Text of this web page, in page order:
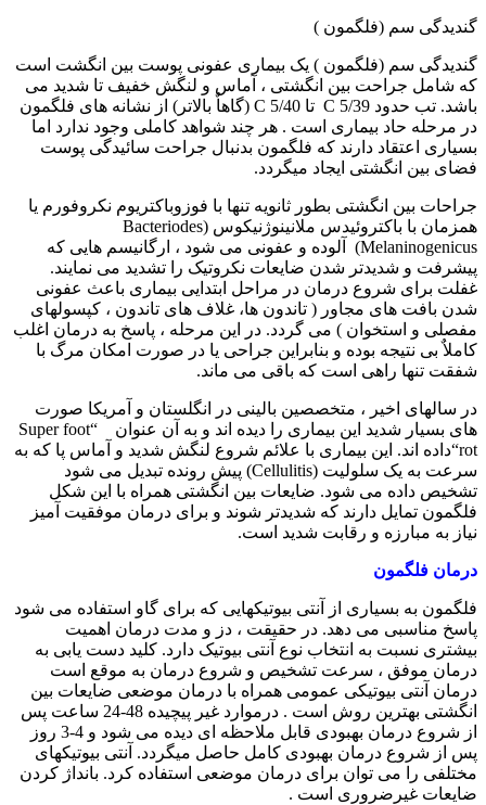
گندیدگی سم (فلگمون )
گندیدگی سم (فلگمون ) یک بیماری عفونی پوست بین انگشت است
که شامل جراحت بین انگشتی ، آماس و لنگش خفیف تا شدید می
باشد. تب حدود C 5/39 تا C 5/40 (گاهاٌ بالاتر) از نشانه های فلگمون
در مرحله حاد بیماری است . هر چند شواهد کاملی وجود ندارد اما
بسیاری اعتقاد دارند که فلگمون بدنبال جراحت سائیدگی پوست
فضای بین انگشتی ایجاد میگردد.
جراحات بین انگشتی بطور ثانویه تنها با فوزوباکتریوم نکروفورم یا
همزمان با باکتروئیدس ملانینوژنیکوس (Bacteriodes
Melaninogenicus) آلوده و عفونی می شود ، ارگانیسم هایی که
پیشرفت و شدیدتر شدن ضایعات نکروتیک را تشدید می نمایند.
غفلت برای شروع درمان در مراحل ابتدایی بیماری باعث عفونی
شدن بافت های مجاور ( تاندون ها، غلاف های تاندون ، کپسولهای
مفصلی و استخوان ) می گردد. در این مرحله ، پاسخ به درمان اغلب
کاملاٌ بی نتیجه بوده و بنابراین جراحی یا در صورت امکان مرگ با
شفقت تنها راهی است که باقی می ماند.
در سالهای اخیر ، متخصصین بالینی در انگلستان و آمریکا صورت
های بسیار شدید این بیماری را دیده اند و به آن عنوان “Super foot
rot“داده اند. این بیماری با علائم شروع لنگش شدید و آماس پا که به
سرعت به یک سلولیت (Cellulitis) پیش رونده تبدیل می شود
تشخیص داده می شود. ضایعات بین انگشتی همراه با این شکل
فلگمون تمایل دارند که شدیدتر شوند و برای درمان موفقیت آمیز
نیاز به مبارزه و رقابت شدید است.
درمان فلگمون
فلگمون به بسیاری از آنتی بیوتیکهایی که برای گاو استفاده می شود
پاسخ مناسبی می دهد. در حقیقت ، دز و مدت درمان اهمیت
بیشتری نسبت به انتخاب نوع آنتی بیوتیک دارد. کلید دست یابی به
درمان موفق ، سرعت تشخیص و شروع درمان به موقع است
درمان آنتی بیوتیکی عمومی همراه با درمان موضعی ضایعات بین
انگشتی بهترین روش است . درموارد غیر پیچیده 48-24 ساعت پس
از شروع درمان بهبودی قابل ملاحظه ای دیده می شود و 4-3 روز
پس از شروع درمان بهبودی کامل حاصل میگردد. آنتی بیوتیکهای
مختلفی را می توان برای درمان موضعی استفاده کرد. بانداژ کردن
ضایعات غیرضروری است .